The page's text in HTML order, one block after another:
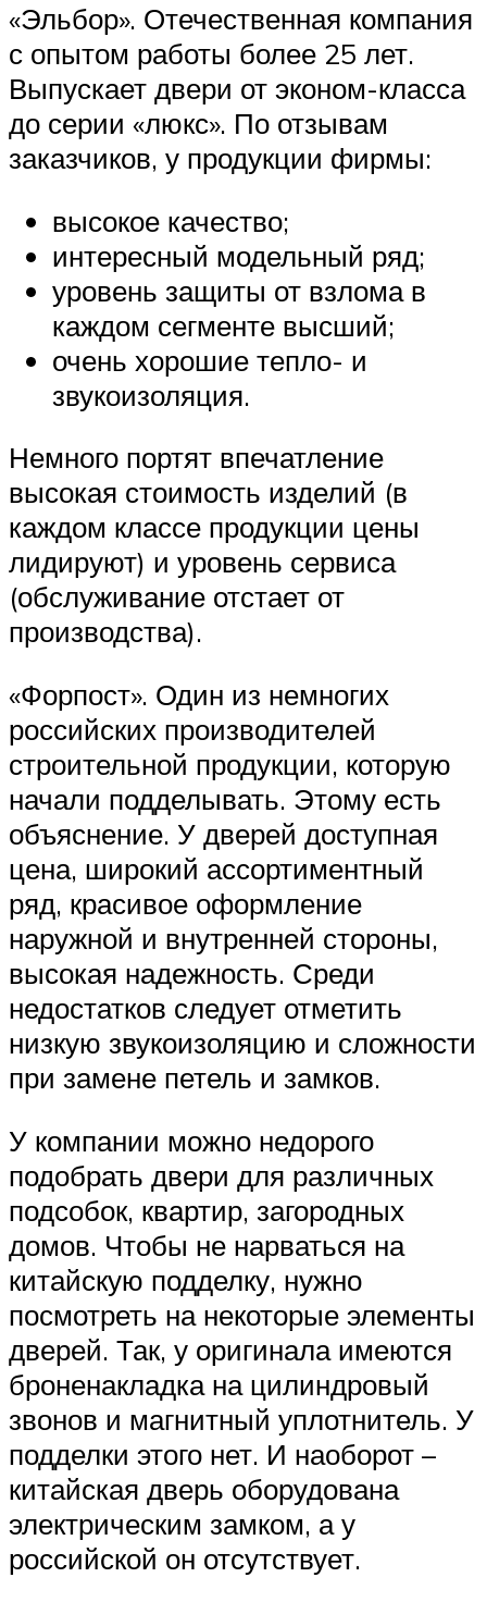
«Эльбор». Отечественная компания
с опытом работы более 25 лет.
Выпускает двери от эконом-класса
до серии «люкс». По отзывам
заказчиков, у продукции фирмы:
высокое качество;
интересный модельный ряд;
уровень защиты от взлома в
каждом сегменте высший;
очень хорошие тепло- и
звукоизоляция.
Немного портят впечатление
высокая стоимость изделий (в
каждом классе продукции цены
лидируют) и уровень сервиса
(обслуживание отстает от
производства).
«Форпост». Один из немногих
российских производителей
строительной продукции, которую
начали подделывать. Этому есть
объяснение. У дверей доступная
цена, широкий ассортиментный
ряд, красивое оформление
наружной и внутренней стороны,
высокая надежность. Среди
недостатков следует отметить
низкую звукоизоляцию и сложности
при замене петель и замков.
У компании можно недорого
подобрать двери для различных
подсобок, квартир, загородных
домов. Чтобы не нарваться на
китайскую подделку, нужно
посмотреть на некоторые элементы
дверей. Так, у оригинала имеются
броненакладка на цилиндровый
звонов и магнитный уплотнитель. У
подделки этого нет. И наоборот –
китайская дверь оборудована
электрическим замком, а у
российской он отсутствует.